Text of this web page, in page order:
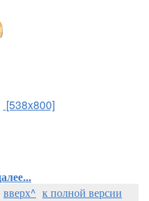
[538x800]
вверх^ к полной версии